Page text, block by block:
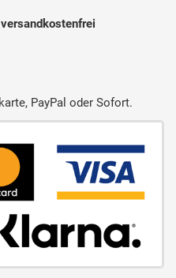
versandkostenfrei
PayPal oder Sofort.